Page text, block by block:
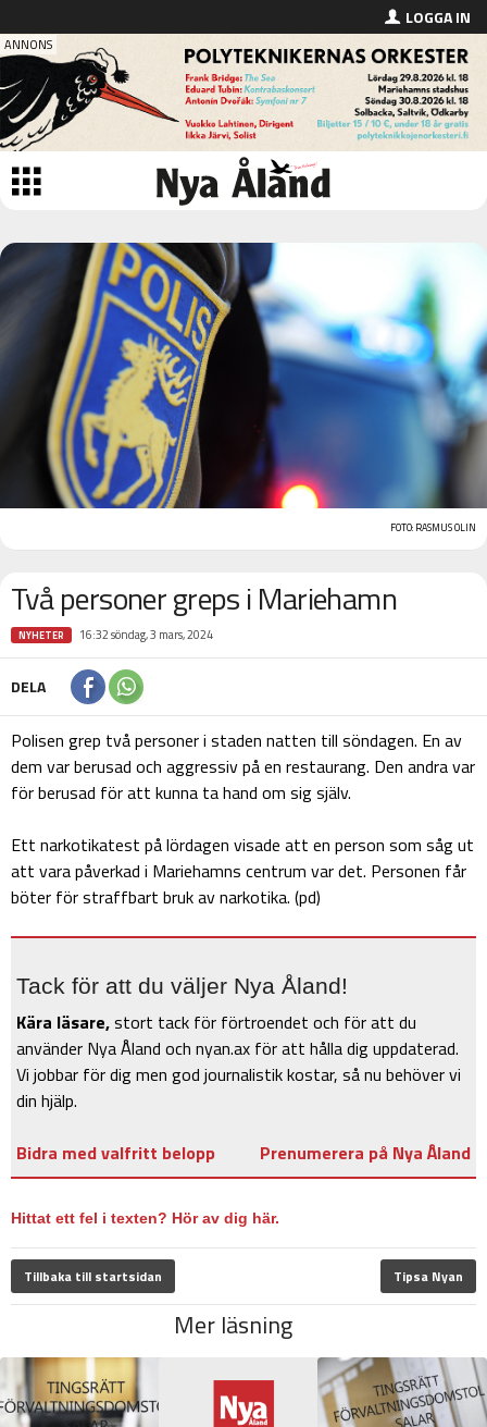
LOGGA IN
FOTO: RASMUS OLIN
Två personer greps i Mariehamn
NYHETER 16:32 söndag, 3 mars, 2024
DELA
Polisen grep två personer i staden natten till söndagen. En av
dem var berusad och aggressiv på en restaurang. Den andra var
för berusad för att kunna ta hand om sig själv.
Ett narkotikatest på lördagen visade att en person som såg ut
att vara påverkad i Mariehamns centrum var det. Personen får
böter för straffbart bruk av narkotika. (pd)
Tack för att du väljer Nya Åland!
Kära läsare,stort tack för förtroendet och för att du
använder Nya Åland och nyan.ax för att hålla dig uppdaterad.
Vi jobbar för dig men god journalistik kostar, så nu behöver vi
din hjälp.
Bidra med valfritt belopp
Prenumerera på Nya Åland
Hittat ett fel i texten? Hör av dig här.
Tillbaka till startsidan Tipsa Nyan
Mer läsning